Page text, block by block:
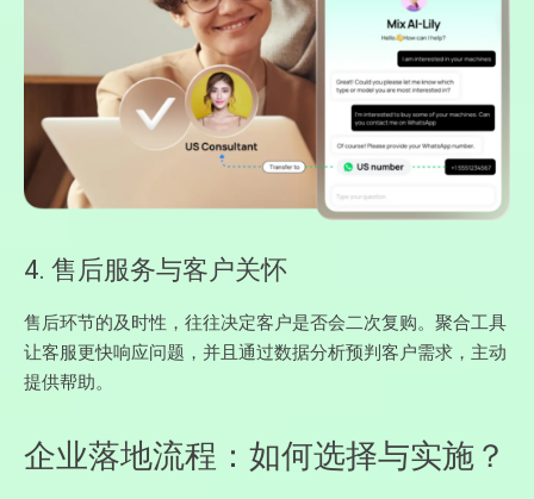
4. 售后服务与客户关怀
售后环节的及时性，往往决定客户是否会二次复购。聚合工具
让客服更快响应问题，并且通过数据分析预判客户需求，主动
提供帮助。
企业落地流程：如何选择与实施？